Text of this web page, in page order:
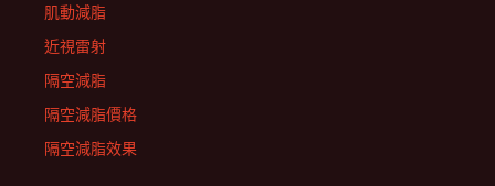
肌動減脂
近視雷射
隔空減脂
隔空減脂價格
隔空減脂效果